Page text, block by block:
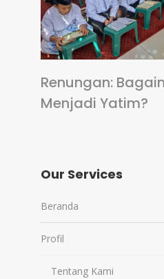
Renungan:
Menjadi Yatim?
Our Services
Beranda
Profil
Tentang Kami